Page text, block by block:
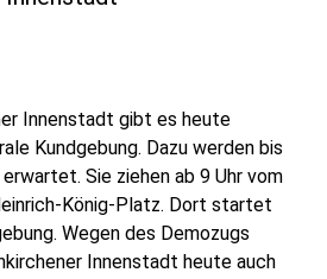
Innenstadt gibt es heute
Kundgebung. Dazu werden bis
Sie ziehen ab 9 Uhr vom
König-Platz. Dort startet
Wegen des Demozugs
Innenstadt heute auch